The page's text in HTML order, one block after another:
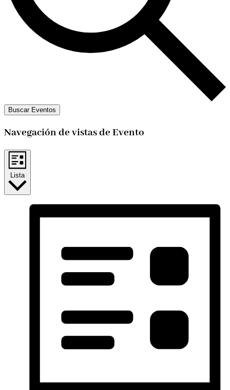
Buscar Eventos
Navegación de vistas de Evento
Lista